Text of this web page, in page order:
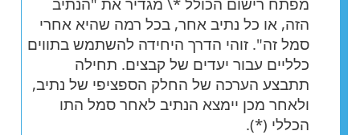
הזה, או כל נתיב אחר, בכל רמה שהיא אחרי
סמל זה". זוהי הדרך היחידה להשתמש בתווים
כלליים עבור יעדים של קבצים. תחילה
תתבצע הערכה של החלק הספציפי של נתיב,
ולאחר מכן יימצא הנתיב לאחר סמל התו
הכללי (*).